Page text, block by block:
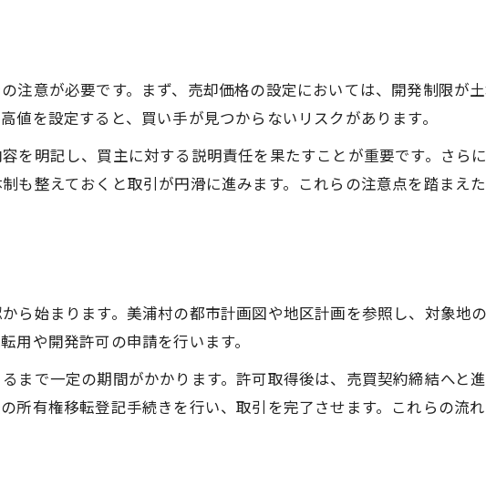
村都市計画図の読み方と調整区域売却
計画図が調整区域売却に与える影響
整区域売却時に都市計画図を確認する理由
村の計画図が示す調整区域売却の注意点
注意が必要です。まず、売却価格の設定においては、開発制限が
を設定すると、買い手が見つからないリスクがあります。
を明記し、買主に対する説明責任を果たすことが重要です。さら
も整えておくと取引が円滑に進みます。これらの注意点を踏まえ
ら始まります。美浦村の都市計画図や地区計画を参照し、対象地
用や開発許可の申請を行います。
まで一定の期間がかかります。許可取得後は、売買契約締結へと
所有権移転登記手続きを行い、取引を完了させます。これらの流